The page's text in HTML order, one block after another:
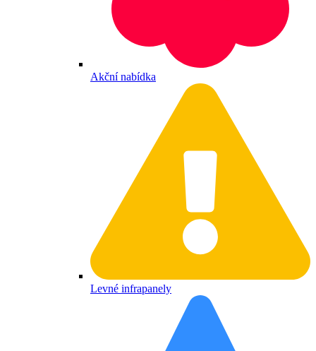
Akční nabídka
Levné infrapanely